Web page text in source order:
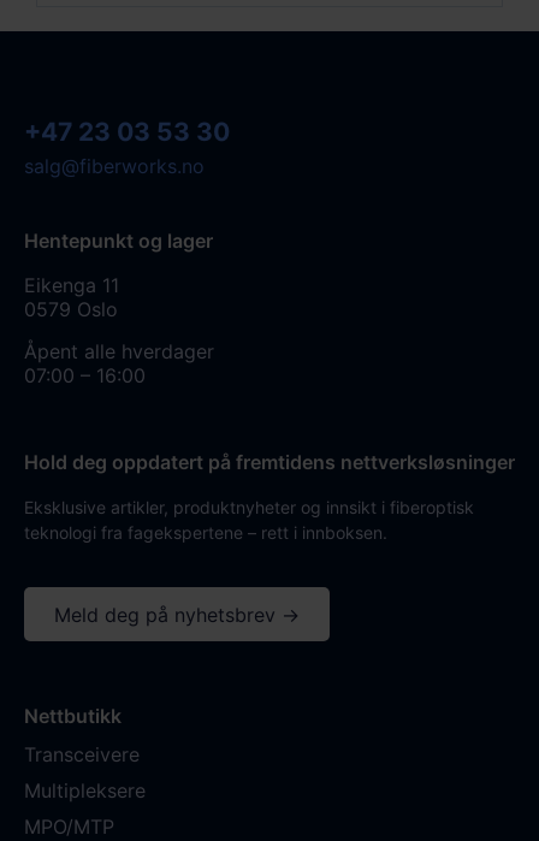
+47 23 03 53 30
salg@fiberworks.no
Hentepunkt og lager
Eikenga 11
0579 Oslo
Åpent alle hverdager
07:00 – 16:00
Hold deg oppdatert på fremtidens nettverksløsninger
Eksklusive artikler, produktnyheter og innsikt i fiberoptisk
teknologi fra fagekspertene – rett i innboksen.
Meld deg på nyhetsbrev →
Nettbutikk
Transceivere
Multipleksere
MPO/MTP